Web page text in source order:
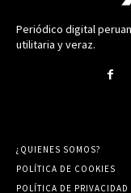
Periódico digital
utilitaria y veraz.
¿QUIENES SOMOS?
POLÍTICA DE COOKIES
POLÍTICA DE PRIVACIDAD